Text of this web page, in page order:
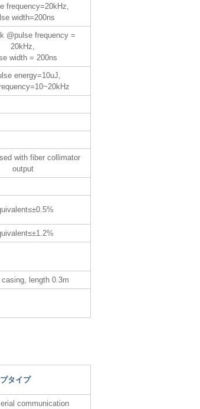
frequency=20kHz,
width=200ns
@pulse frequency =
20kHz,
width = 200ns
energy=10uJ,
with fiber collimator
output
casing, length 0.3m
タイプ
communication